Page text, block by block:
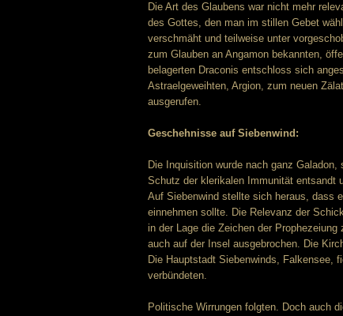
Die Art des Glaubens war nicht mehr
des Gottes, den man im stillen Gebet
verschmäht und teilweise unter
zum Glauben an Angamon bekannten,
belagerten Draconis entschloss sich
Astraelgeweihten, Argion, zum neuen
ausgerufen.
Geschehnisse auf Siebenwind:
Die Inquisition wurde nach ganz
Schutz der klerikalen Immunität entsandt
Auf Siebenwind stellte sich heraus, dass
einnehmen sollte. Die Relevanz der
in der Lage die Zeichen der
auch auf der Insel ausgebrochen. Die
Die Hauptstadt Siebenwinds, Falkensee,
verbündeten.
Politische Wirrungen folgten. Doch auch